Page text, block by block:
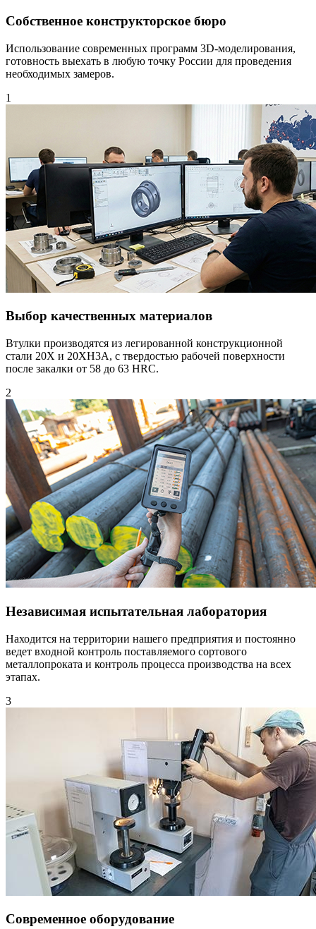
Собственное конструкторское бюро
Использование современных программ 3D-моделирования,
готовность выехать в любую точку России для проведения
необходимых замеров.
1
Выбор качественных материалов
Втулки производятся из легированной конструкционной
стали 20Х и 20XH3A, с твердостью рабочей поверхности
после закалки от 58 до 63 HRC.
2
Независимая испытательная лаборатория
Находится на территории нашего предприятия и постоянно
ведет входной контроль поставляемого сортового
металлопроката и контроль процесса производства на всех
этапах.
3
Современное оборудование